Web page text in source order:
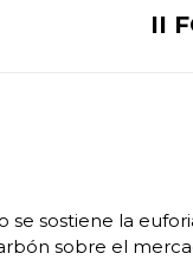
Publicación
II
se sostiene la
sobre el